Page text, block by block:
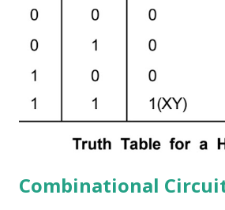
हैं। हम दो इनपुट वेरिएबल्स के लिए x और y और दो
कि दोनों इनपुट 1 न हों। S आउटपुट योग के कम से
Combinational